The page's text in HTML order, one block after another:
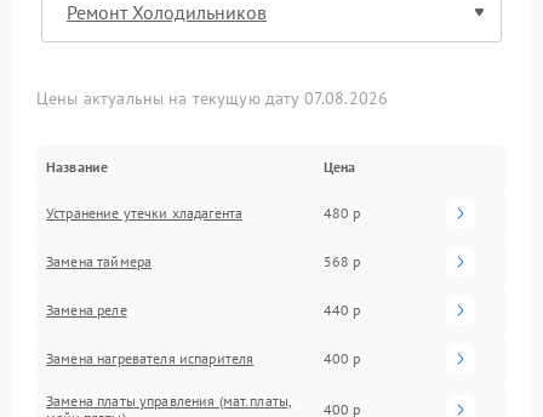
Цены актуальны на текущую дату 07.08.2026
Название Цена
Устранение утечки хладагента 480 р
Замена таймера 568 р
Замена реле 440 р
Замена нагревателя испарителя 400 р
Замена платы управления (мат.платы,
400 р